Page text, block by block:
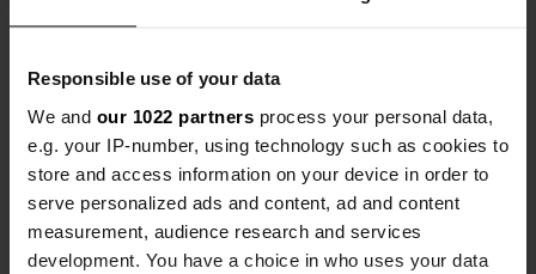
Responsible use of your data
We and our 1022 partners process your personal data,
e.g. your IP-number, using technology such as cookies to
store and access information on your device in order to
serve personalized ads and content, ad and content
measurement, audience research and services
development. You have a choice in who uses your data
Es-tu déjà venu ici ?